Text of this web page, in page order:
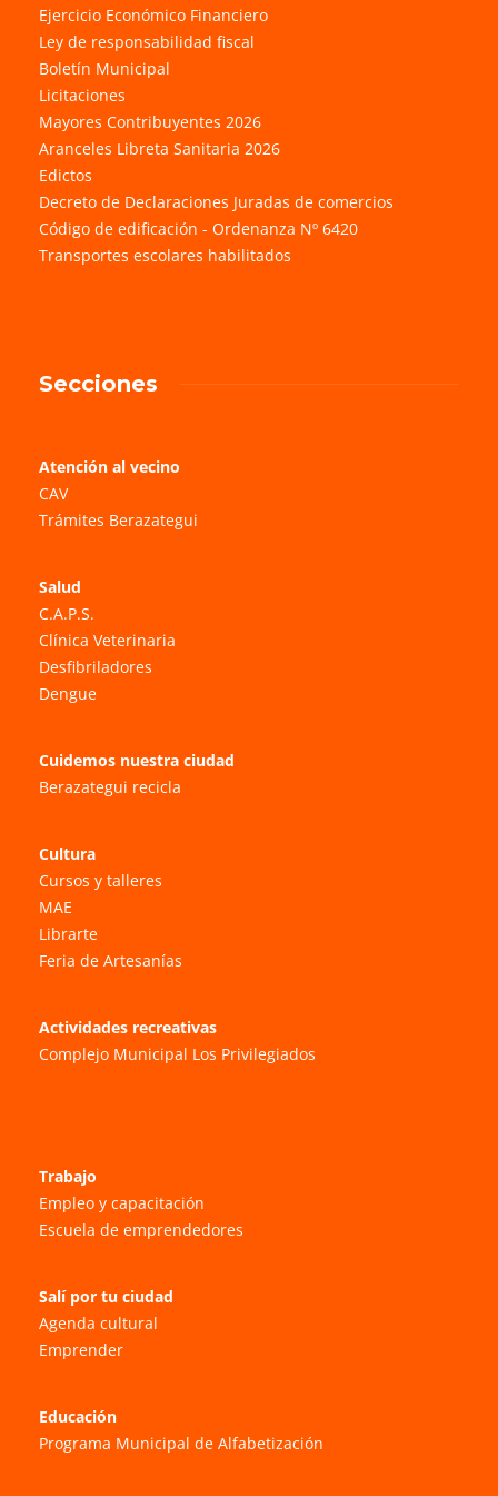
Ejercicio Económico Financiero
Ley de responsabilidad fiscal
Boletín Municipal
Licitaciones
Mayores Contribuyentes 2026
Aranceles Libreta Sanitaria 2026
Edictos
Decreto de Declaraciones Juradas de comercios
Código de edificación - Ordenanza Nº 6420
Transportes escolares habilitados
Secciones
Atención al vecino
CAV
Trámites Berazategui
Salud
C.A.P.S.
Clínica Veterinaria
Desfibriladores
Dengue
Cuidemos nuestra ciudad
Berazategui recicla
Cultura
Cursos y talleres
MAE
Librarte
Feria de Artesanías
Actividades recreativas
Complejo Municipal Los Privilegiados
Trabajo
Empleo y capacitación
Escuela de emprendedores
Salí por tu ciudad
Agenda cultural
Emprender
Educación
Programa Municipal de Alfabetización